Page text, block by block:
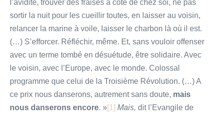
l’avidité, trouver des fraises à côté de chez soi, ne pas
sortir la nuit pour les cueillir toutes, en laisser au voisin,
relancer la marine à voile, laisser le charbon là où il est.
(…) S’efforcer. Réfléchir, même. Et, sans vouloir offenser
avec un terme tombé en désuétude, être solidaire. Avec
le voisin, avec l’Europe, avec le monde. Colossal
programme que celui de la Troisième Révolution. (…) A
ce prix nous danserons, autrement sans doute, mais
nous danserons encore. »[1] Mais, dit l’Evangile de